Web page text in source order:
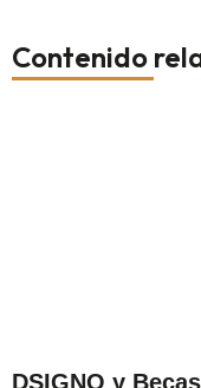
Contenido
DSIGNO y